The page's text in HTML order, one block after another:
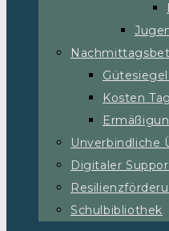
Kosten
Unverbindliche
Digitaler
Schulbibliothek